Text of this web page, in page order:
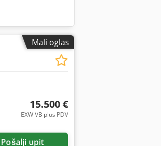
Mali oglas
15.500 €
EXW VB plus PDV
Pošalji upit